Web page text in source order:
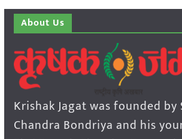
About Us
Krishak Jagat was founded
Chandra Bondriya and his